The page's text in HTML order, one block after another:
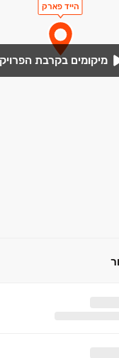
הייד פארק
מיקומים בקרבת